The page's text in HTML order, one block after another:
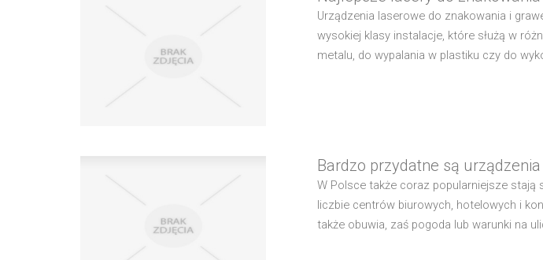
Urządzenia laserowe do znakowania i
wysokiej klasy instalacje, które służą w
metalu, do wypalania w plastiku czy do
Bardzo przydatne są
W Polsce także coraz popularniejsze
liczbie centrów biurowych, hotelowych i
także obuwia, zaś pogoda lub warunki na